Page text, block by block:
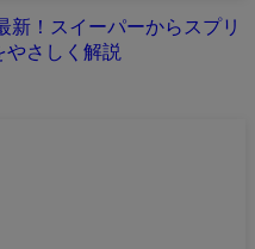
新！スイーパーからスプリ
やさしく解説